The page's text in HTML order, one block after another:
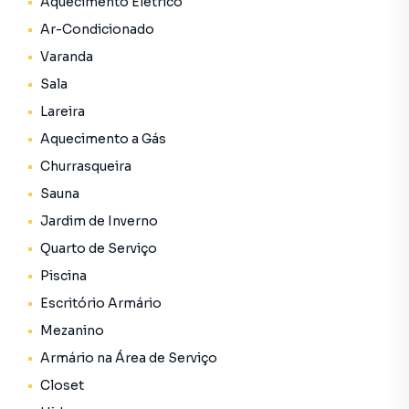
Ar-Condicionado
Varanda
Sala
Lareira
Aquecimento a Gás
Churrasqueira
Sauna
Jardim de Inverno
Quarto de Serviço
Piscina
Escritório Armário
Mezanino
Armário na Área de Serviço
Closet